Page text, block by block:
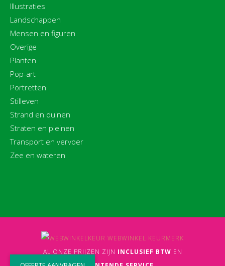
Illustraties
Landschappen
Mensen en figuren
Overige
Planten
Pop-art
Portretten
Stilleven
Strand en duinen
Straten en pleinen
Transport en vervoer
Zee en wateren
AL ONZE PRIJZEN ZIJN INCLUSIEF BTW EN